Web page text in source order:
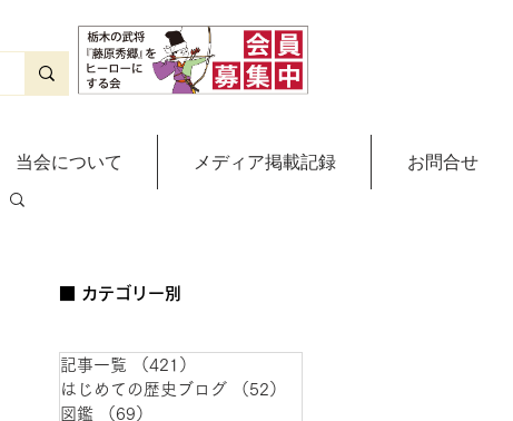
当会について メディア掲載記録 お問合せ
■ カテゴリー別
記事一覧 （421）
はじめての歴史ブログ
（52）
図鑑
（69）